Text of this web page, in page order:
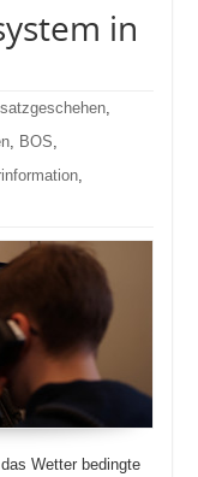
in
BOS
Wetter bedingte